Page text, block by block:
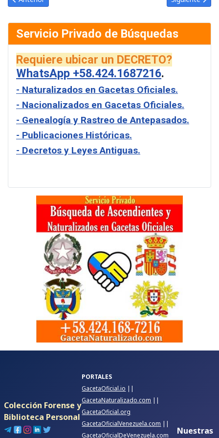
Servicio Privado de Búsquedas
Requiere ubicar un DECRETO?
WhatsApp +58.424.1687216.
- Naturalizados en Gacetas Oficiales.
- Nacionalizados en Gacetas Oficiales.
- Genealogía y Rastreo de Antepasados.
- Publicaciones Históricas.
- Decretos y Leyes Antiguas.
Colección Forense y
Biblioteca Personal
PORTALES
GacetaOficial.io ||
GacetaNaturalizado.com ||
GacetaOficial.org
GacetaOficialVenezuela.com ||
GacetaOficialDeVenezuela.com
Nuestras